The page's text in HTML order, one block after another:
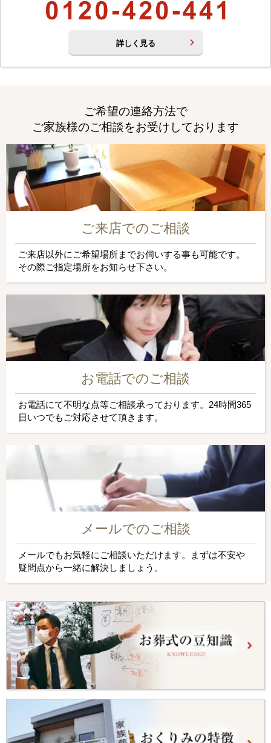
詳しく見る
ご希望の連絡方法で
ご家族様のご相談をお受けしております
ご来店でのご相談
ご来店以外にご希望場所までお伺いする事も可能です。
その際ご指定場所をお知らせ下さい。
お電話でのご相談
お電話にて不明な点等ご相談承っております。24時間365
日いつでもご対応させて頂きます。
メールでのご相談
メールでもお気軽にご相談いただけます。まずは不安や
疑問点から一緒に解決しましょう。